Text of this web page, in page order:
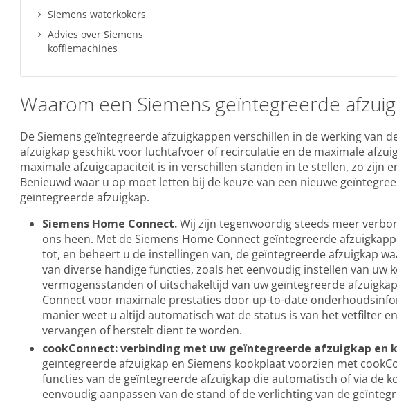
Siemens waterkokers
Advies over Siemens
koffiemachines
Waarom een Siemens geïntegreerde
De Siemens geïntegreerde afzuigkappen verschillen in de werking van
afzuigkap geschikt voor luchtafvoer of recirculatie en de maximale
maximale afzuigcapaciteit is in verschillen standen in te stellen, zo zijn
Benieuwd waar u op moet letten bij de keuze van een nieuwe
geïntegreerde afzuigkap.
Siemens Home Connect.Wij zijn tegenwoordig steeds meer
ons heen. Met de Siemens Home Connect geïntegreerde
tot, en beheert u de instellingen van, de geïntegreerde afzuigkap
van diverse handige functies, zoals het eenvoudig instellen van uw
vermogensstanden of uitschakeltijd van uw geïntegreerde
Connect voor maximale prestaties door up-to-date
manier weet u altijd automatisch wat de status is van het vetfilter
vervangen of herstelt dient te worden.
cookConnect: verbinding met uw geïntegreerde afzuigkap en
geïntegreerde afzuigkap en Siemens kookplaat voorzien met
functies van de geïntegreerde afzuigkap die automatisch of via de
eenvoudig aanpassen van de stand of de verlichting van de